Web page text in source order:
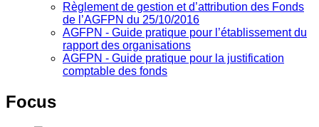
Règlement de gestion et d’attribution des Fonds
de l’AGFPN du 25/10/2016
AGFPN ‐ Guide pratique pour l’établissement du
rapport des organisations
AGFPN ‐ Guide pratique pour la justification
comptable des fonds
Focus